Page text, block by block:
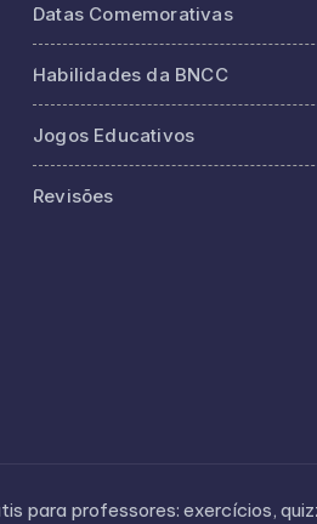
Datas Comemorativas
Habilidades da BNCC
Jogos Educativos
Revisões
professores: exercícios,